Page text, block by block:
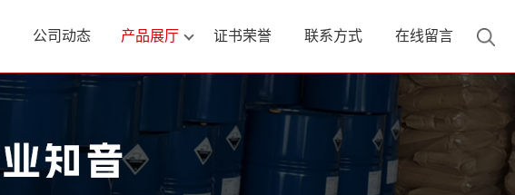
公司动态 产品展厅 证书荣誉 联系方式 在线留言